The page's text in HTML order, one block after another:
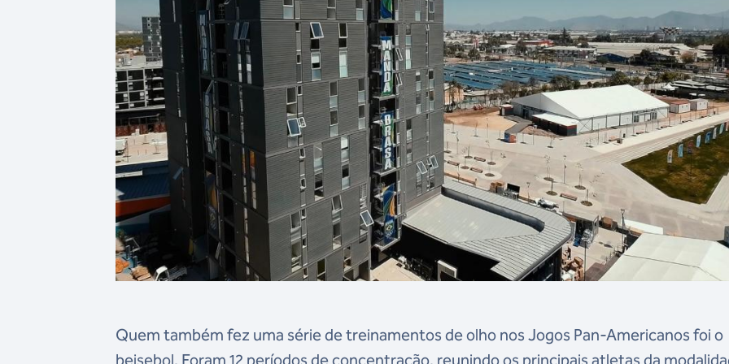
Quem também fez uma série de treinamentos de olho nos Jogos Pan-Americanos foi o